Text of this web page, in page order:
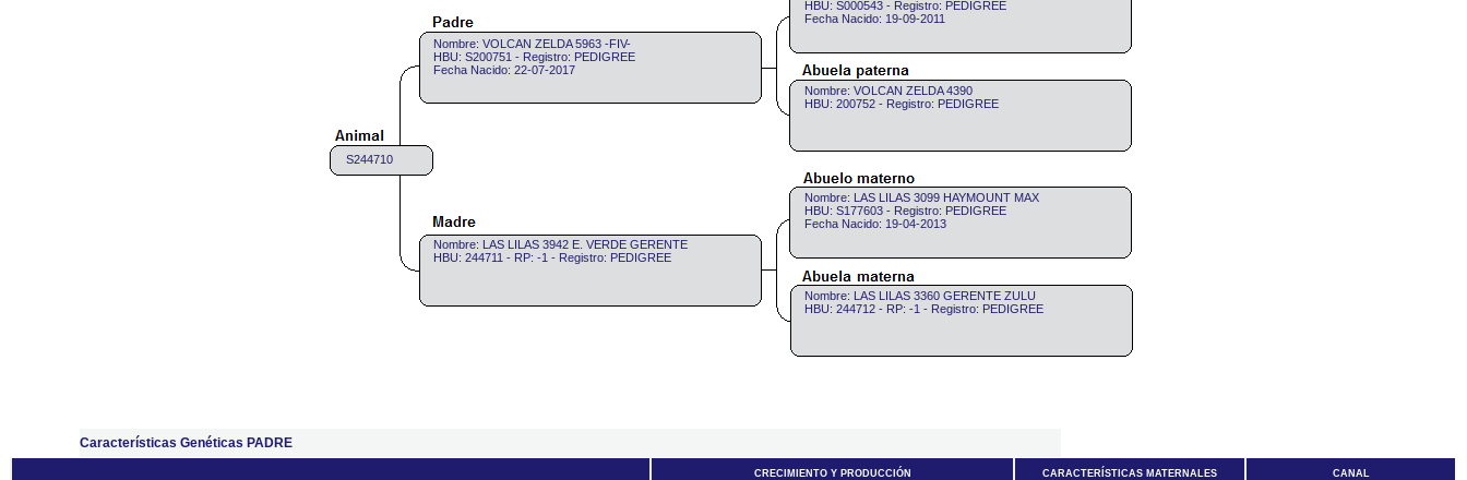
S244710
Nombre: VOLCAN ZELDA 5963 -FIV-
HBU: S200751 - Registro: PEDIGREE
Fecha Nacido: 22-07-2017
Nombre: LAS LILAS 3942 E. VERDE GERENTE
HBU: 244711 - RP: -1 - Registro: PEDIGREE
HBU: S000543 - Registro: PEDIGREE
Fecha Nacido: 19-09-2011
Nombre: VOLCAN ZELDA 4390
HBU: 200752 - Registro: PEDIGREE
Nombre: LAS LILAS 3099 HAYMOUNT MAX
HBU: S177603 - Registro: PEDIGREE
Fecha Nacido: 19-04-2013
Nombre: LAS LILAS 3360 GERENTE ZULU
HBU: 244712 - RP: -1 - Registro: PEDIGREE
Características Genéticas PADRE
CRECIMIENTO Y PRODUCCIÓN CARACTERÍSTICAS MATERNALES CANAL